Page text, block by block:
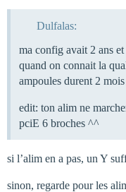
Dulfalas:
ma config avait 2 ans
quand on connait la
ampoules durent 2
edit: ton alim ne
pciE 6 broches ^^
si l’alim en a pas, un Y
sinon, regarde pour les